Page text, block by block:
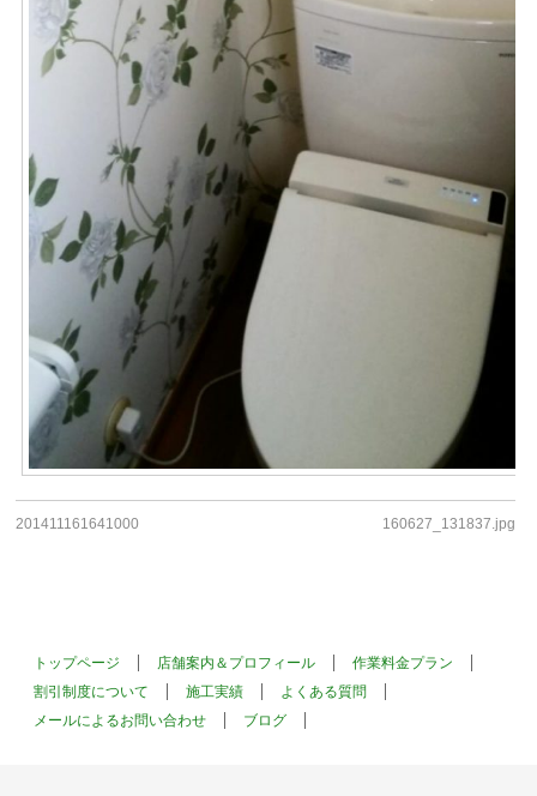
201411161641000 160627_131837.jpg
トップページ 店舗案内＆プロフィール
作業料金プラン
割引制度について
施工実績
よくある質問
メールによるお問い合わせ
ブログ